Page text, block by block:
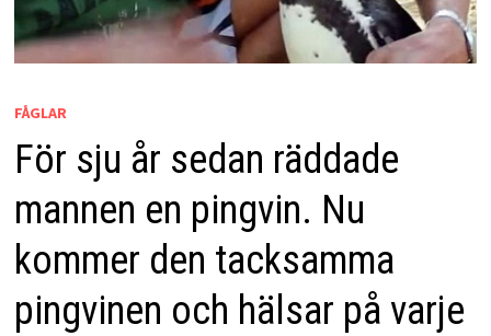
FÅGLAR
För sju år sedan räddade
mannen en pingvin. Nu
kommer den tacksamma
pingvinen och hälsar på varje